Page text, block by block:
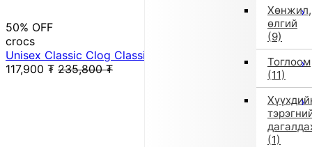
Хөнжил,
өлгий
(9)
Тоглоом
(11)
(1)
50% OFF
crocs
Unisex Classic Clog Classic Clog 10001-3YO (Green)
117,900 ₮ 235,800 ₮